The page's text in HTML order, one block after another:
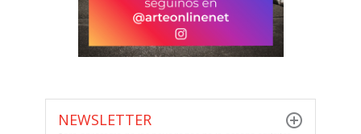
NEWSLETTER